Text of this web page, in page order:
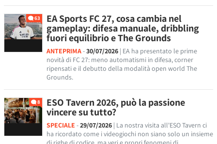
63 EA Sports FC 27, cosa cambia nel
gameplay: difesa manuale, dribbling
fuori equilibrio e The Grounds
ANTEPRIMA-30/07/2026 | EA ha presentato le prime
novità di FC 27: meno automatismi in difesa, corner
ripensati e il debutto della modalità open world The
Grounds.
8 ESO Tavern 2026, può la passione
vincere su tutto?
SPECIALE -29/07/2026 | La nostra visita all'ESO Tavern ci
ha ricordato come i videogiochi non siano solo un insieme